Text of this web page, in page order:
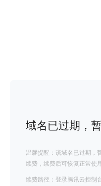
域名已过期，
温馨提醒：该域名已过期，
续费，续费后可恢复正常使
续费路径：登录腾讯云控制